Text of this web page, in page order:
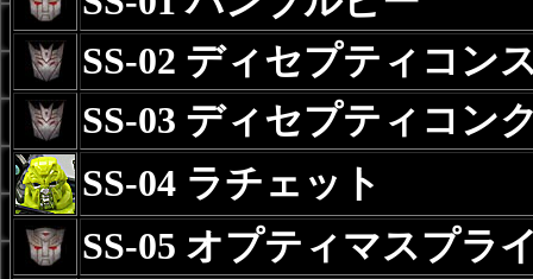
SS-02 ディセプティコン
SS-03 ディセプティコン
SS-04 ラチェット
SS-05 オプティマスプラ